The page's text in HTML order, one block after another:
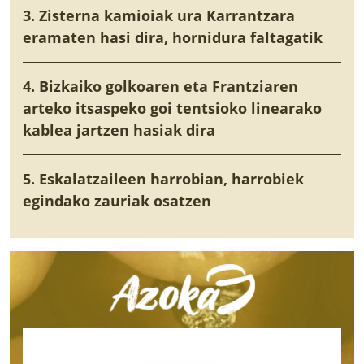
3. Zisterna kamioiak ura Karrantzara
eramaten hasi dira, hornidura faltagatik
4. Bizkaiko golkoaren eta Frantziaren
arteko itsaspeko goi tentsioko linearako
kablea jartzen hasiak dira
5. Eskalatzaileen harrobian, harrobiek
egindako zauriak osatzen